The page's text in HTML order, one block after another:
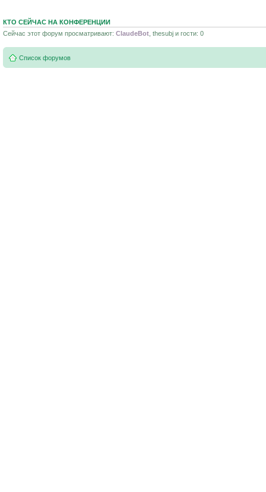
КТО СЕЙЧАС НА КОНФЕРЕНЦИИ
Сейчас этот форум просматривают: ClaudeBot , thesubj и гости: 0
Список форумов